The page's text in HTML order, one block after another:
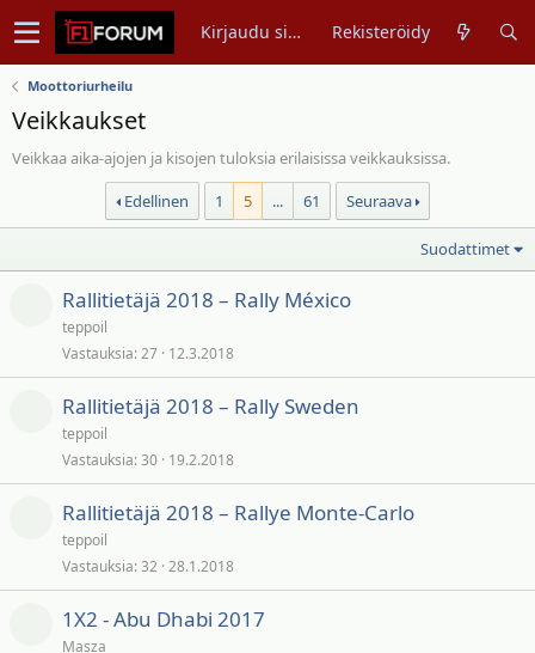
Kirjaudu sisään Rekisteröidy
Moottoriurheilu
Veikkaukset
Veikkaa aika-ajojen ja kisojen tuloksia erilaisissa veikkauksissa.
Edellinen
1 5 ... 61 Seuraava
Suodattimet
Rallitietäjä 2018 – Rally México
teppoil
Vastauksia 27 12.3.2018
Rallitietäjä 2018 – Rally Sweden
teppoil
Vastauksia 30 19.2.2018
Rallitietäjä 2018 – Rallye Monte-Carlo
teppoil
Vastauksia 32 28.1.2018
1X2 - Abu Dhabi 2017
Masza